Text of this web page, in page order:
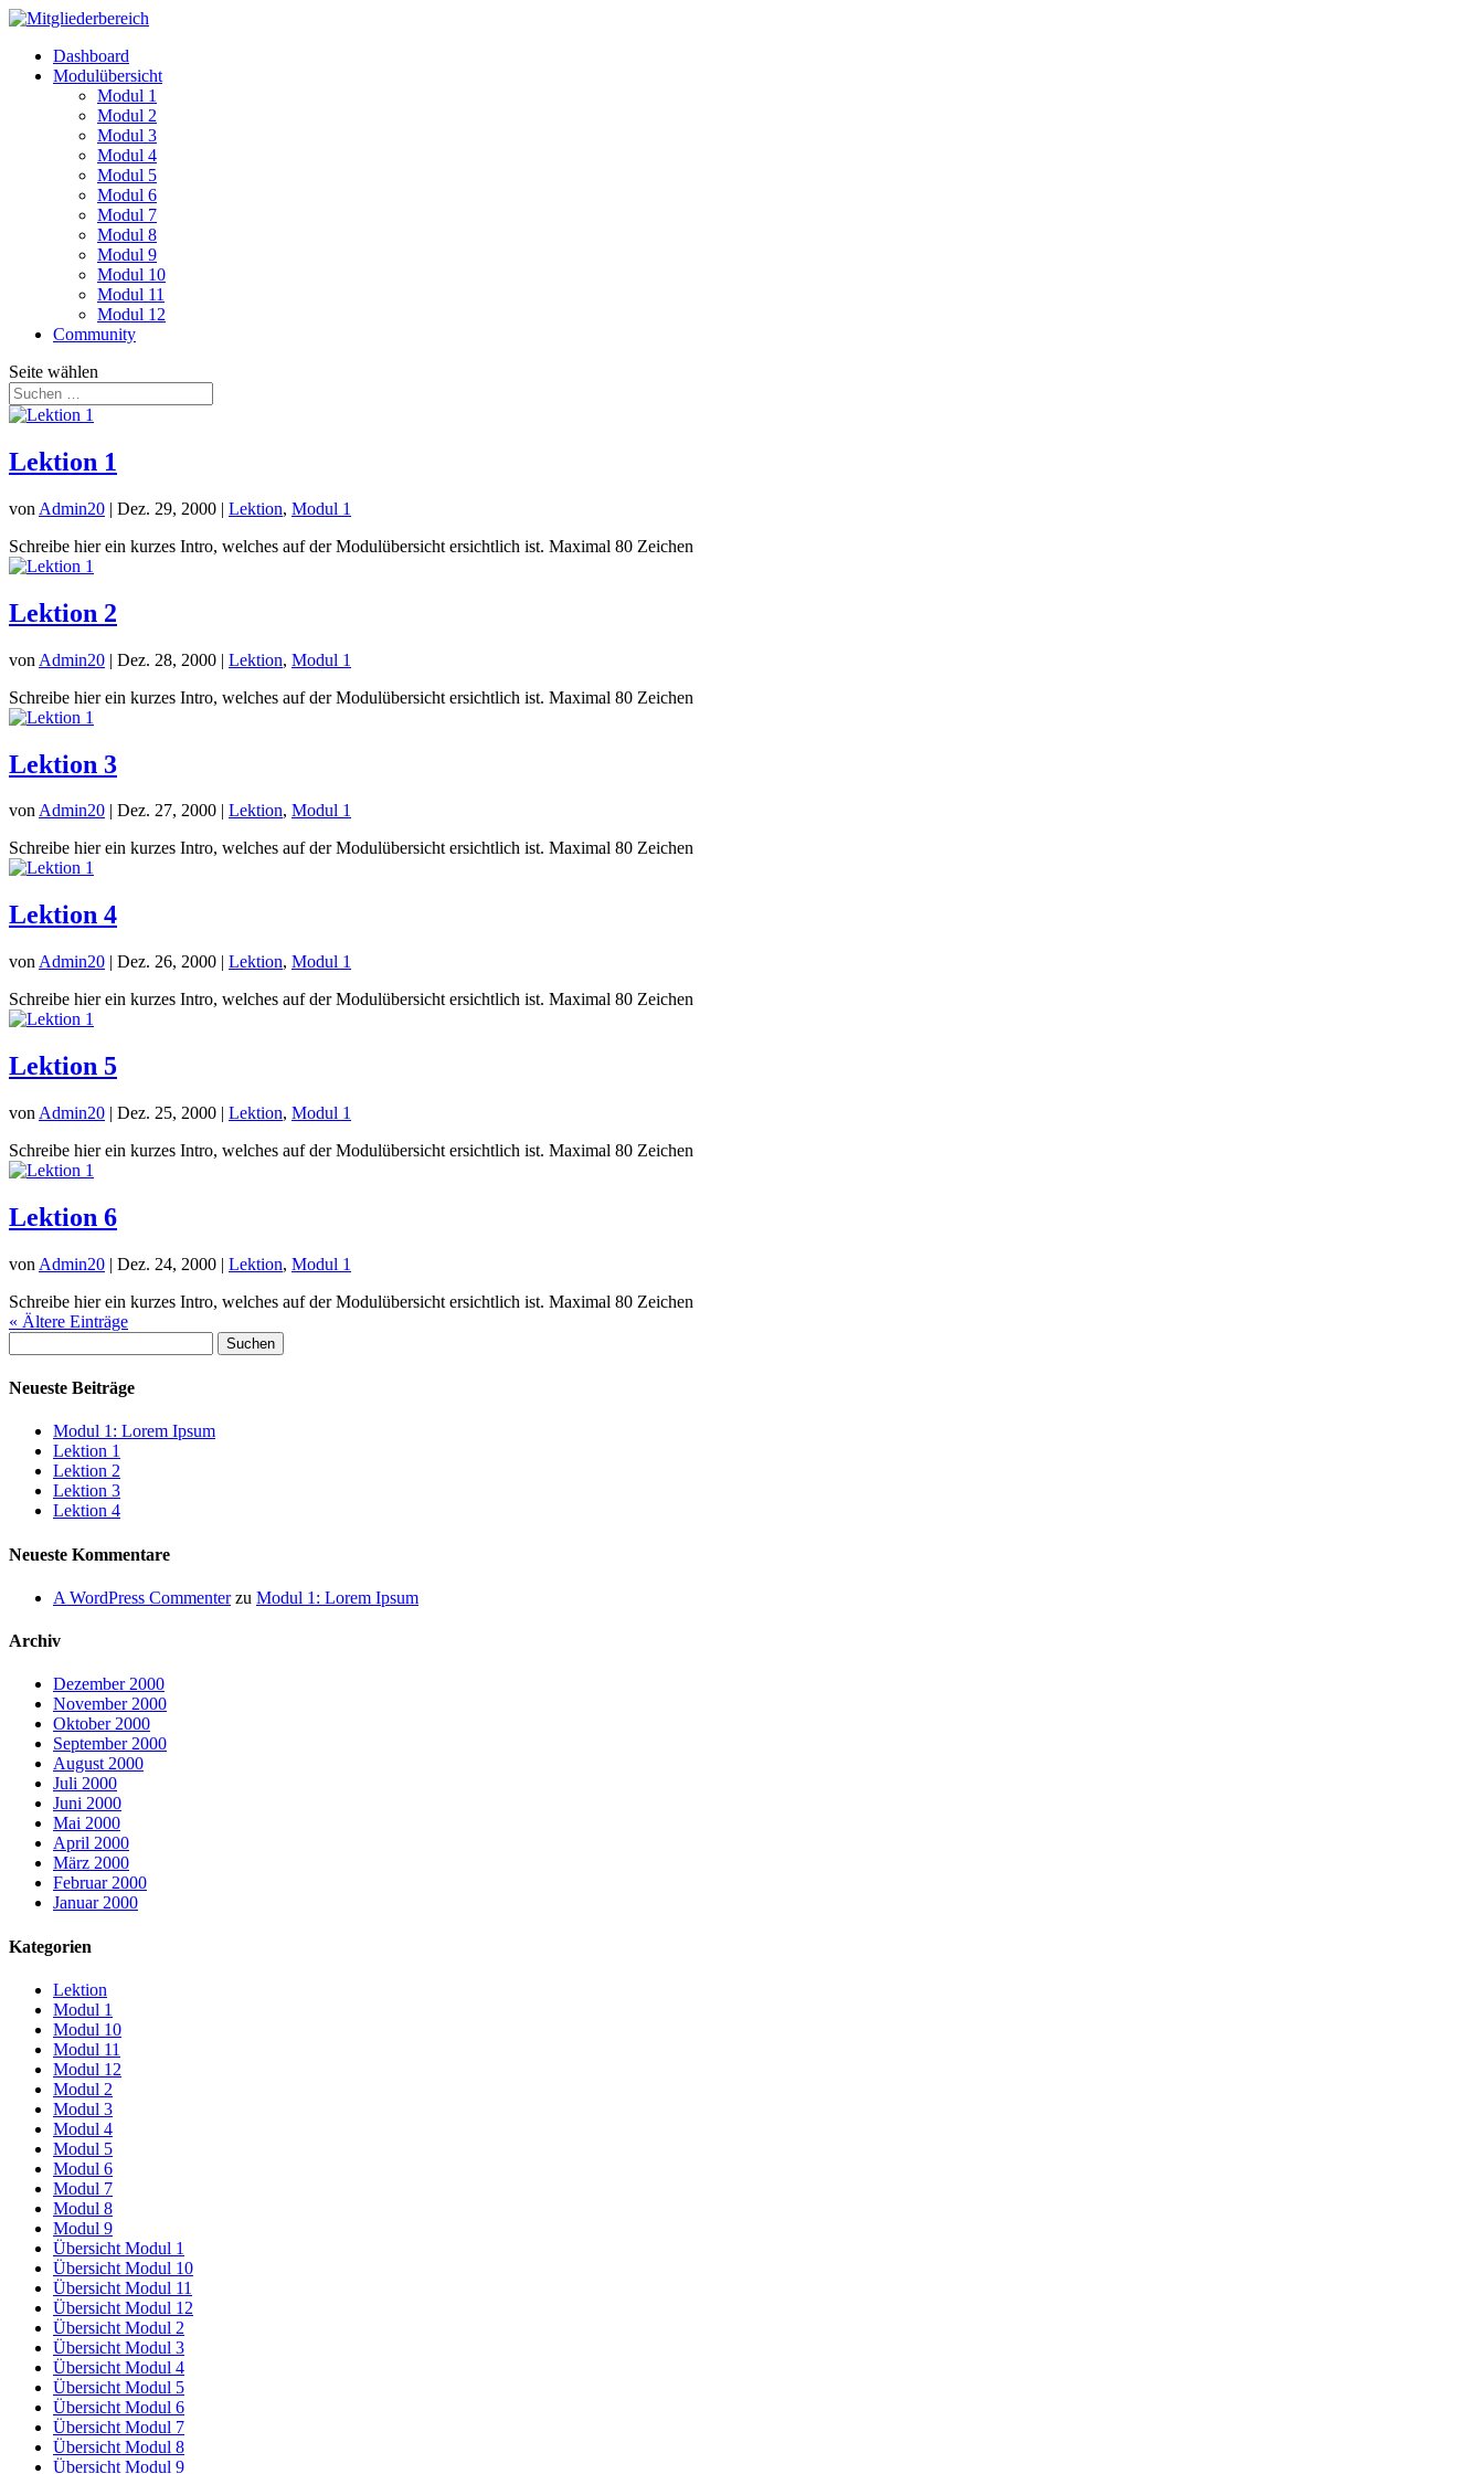
Dashboard
Modulübersicht
Modul 1
Modul 2
Modul 3
Modul 4
Modul 5
Modul 6
Modul 7
Modul 8
Modul 9
Modul 10
Modul 11
Modul 12
Community
Seite wählen
Lektion 1
von Admin20 | Dez. 29, 2000 | Lektion, Modul 1
Schreibe hier ein kurzes Intro, welches auf der Modulübersicht ersichtlich ist. Maximal 80 Zeichen
Lektion 2
von Admin20 | Dez. 28, 2000 | Lektion, Modul 1
Schreibe hier ein kurzes Intro, welches auf der Modulübersicht ersichtlich ist. Maximal 80 Zeichen
Lektion 3
vonAdmin20 | Dez. 27, 2000 | Lektion, Modul 1
Schreibe hier ein kurzes Intro, welches auf der Modulübersicht ersichtlich ist. Maximal 80 Zeichen
Lektion 4
von Admin20 | Dez. 26, 2000 | Lektion, Modul 1
Schreibe hier ein kurzes Intro, welches auf der Modulübersicht ersichtlich ist. Maximal 80 Zeichen
Lektion 5
von Admin20 | Dez. 25, 2000 | Lektion, Modul 1
Schreibe hier ein kurzes Intro, welches auf der Modulübersicht ersichtlich ist. Maximal 80 Zeichen
Lektion 6
von Admin20 | Dez. 24, 2000 | Lektion, Modul 1
Schreibe hier ein kurzes Intro, welches auf der Modulübersicht ersichtlich ist. Maximal 80 Zeichen
« Ältere Einträge
nach:
Neueste Beiträge
Modul 1: Lorem Ipsum
Lektion 1
Lektion 2
Lektion 3
Lektion 4
Neueste Kommentare
A WordPress Commenterzu Modul 1: Lorem Ipsum
Archiv
Dezember 2000
November 2000
Oktober 2000
September 2000
August 2000
Juli 2000
Juni 2000
Mai 2000
April 2000
März 2000
Februar 2000
Januar 2000
Kategorien
Lektion
Modul 1
Modul 10
Modul 11
Modul 12
Modul 2
Modul 3
Modul 4
Modul 5
Modul 6
Modul 7
Modul 8
Modul 9
Übersicht Modul 1
Übersicht Modul 10
Übersicht Modul 11
Übersicht Modul 12
Übersicht Modul 2
Übersicht Modul 3
Übersicht Modul 4
Übersicht Modul 5
Übersicht Modul 6
Übersicht Modul 7
Übersicht Modul 8
Übersicht Modul 9